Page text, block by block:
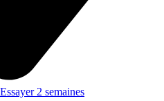
Essayer 2 semaines